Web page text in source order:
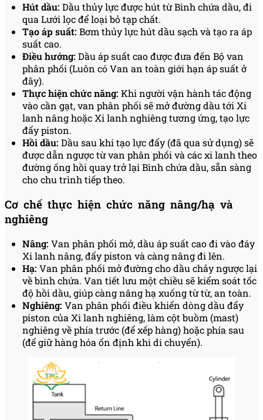
Hút dầu: Dầu thủy lực được hút từ Bình chứa dầu, đi
qua Lưới lọc để loại bỏ tạp chất.
Tạo áp suất: Bơm thủy lực hút dầu sạch và tạo ra áp
suất cao.
Điều hướng: Dầu áp suất cao được đưa đến Bộ van
phân phối (Luôn có Van an toàn giới hạn áp suất ở
đây).
Thực hiện chức năng: Khi người vận hành tác động
vào cần gạt, van phân phối sẽ mở đường dầu tới Xi
lanh nâng hoặc Xi lanh nghiêng tương ứng, tạo lực
đẩy piston.
Hồi dầu: Dầu sau khi tạo lực đẩy (đã qua sử dụng) sẽ
được dẫn ngược từ van phân phối và các xi lanh theo
đường ống hồi quay trở lại Bình chứa dầu, sẵn sàng
cho chu trình tiếp theo.
Cơ chế thực hiện chức năng nâng/hạ và
nghiêng
Nâng: Van phân phối mở, dầu áp suất cao đi vào đáy
Xi lanh nâng, đẩy piston và càng nâng đi lên.
Hạ: Van phân phối mở đường cho dầu chảy ngược lại
về bình chứa. Van tiết lưu một chiều sẽ kiểm soát tốc
độ hồi dầu, giúp càng nâng hạ xuống từ từ, an toàn.
Nghiêng: Van phân phối điều khiển dòng dầu đẩy
piston của Xi lanh nghiêng, làm cột buồm (mast)
nghiêng về phía trước (để xếp hàng) hoặc phía sau
(để giữ hàng hóa ổn định khi di chuyển).